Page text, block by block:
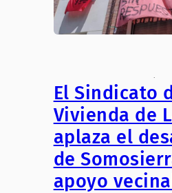
.
El Sindicato
Vivienda de
aplaza el
de
apoyo